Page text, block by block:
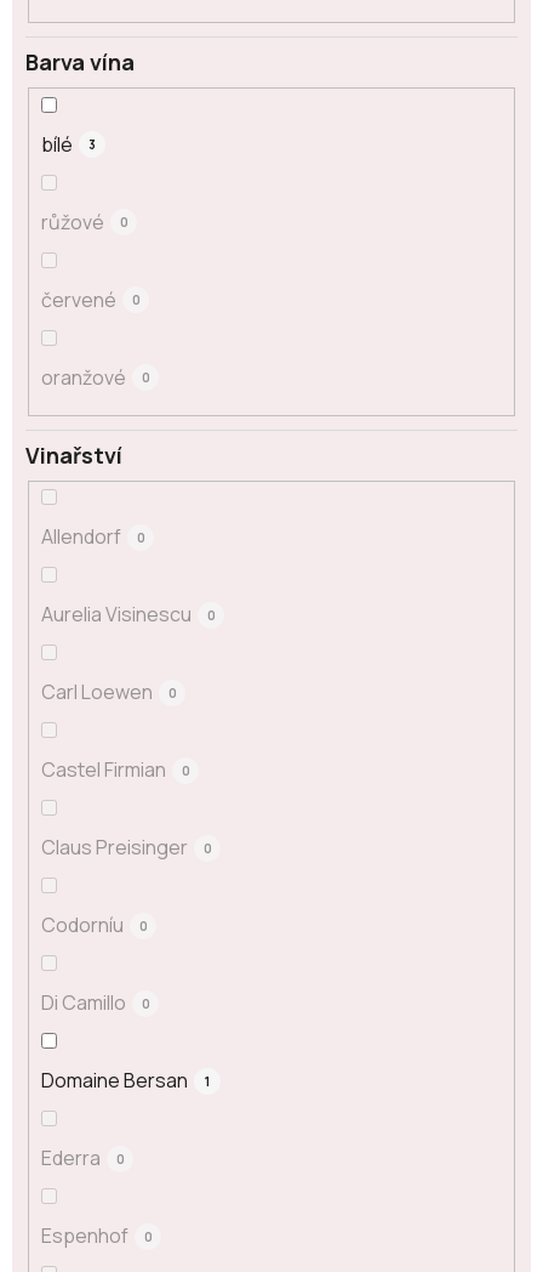
Barva vína
bílé 3
růžové 0
červené 0
oranžové 0
Vinařství
Allendorf 0
Aurelia Visinescu 0
Carl Loewen 0
Castel Firmian 0
Claus Preisinger 0
Codorníu 0
Di Camillo 0
Domaine Bersan 1
Ederra 0
Espenhof 0